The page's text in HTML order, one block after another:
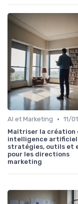
AI et Marketing • 11/
Maîtriser la création
intelligence
stratégies, outils et
pour les directions
marketing